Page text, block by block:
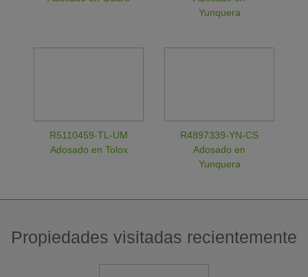
Yunquera
R5110459-TL-UM
Adosado en Tolox
R4897339-YN-CS
Adosado en
Yunquera
Propiedades visitadas recientemente